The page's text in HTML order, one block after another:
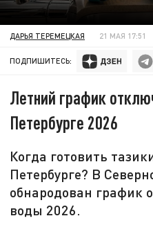
ДАРЬЯ ТЕРЕМЕЦКАЯ 21 МАЯ 17:51
ПОДПИШИТЕСЬ:
Летний график
Петербурге 2026
Когда готовить
Петербурге? В
обнародован график
воды 2026.